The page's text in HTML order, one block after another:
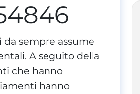
sempre assume
A seguito della
che hanno
hanno